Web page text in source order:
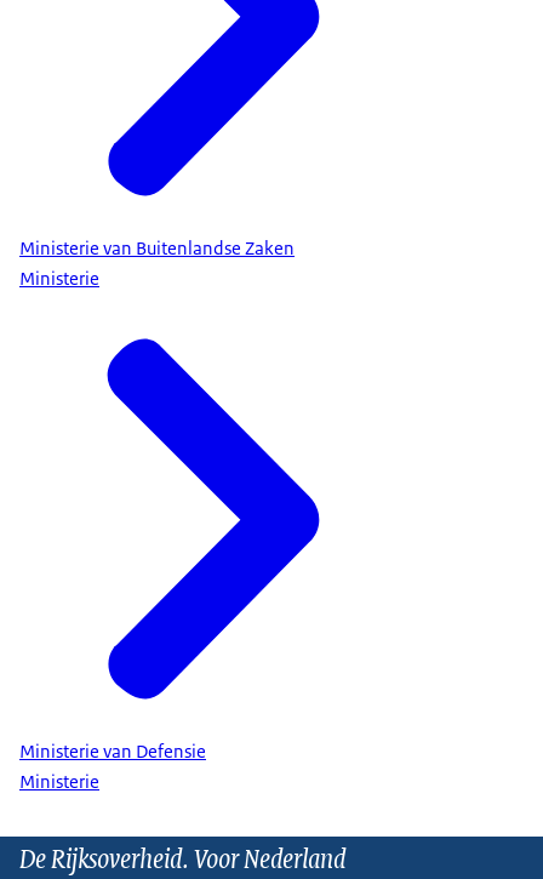
Ministerie van Buitenlandse Zaken
Ministerie
Ministerie van Defensie
Ministerie
De Rijksoverheid. Voor Nederland